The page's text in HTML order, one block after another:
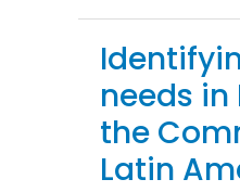
needs
the
Latin